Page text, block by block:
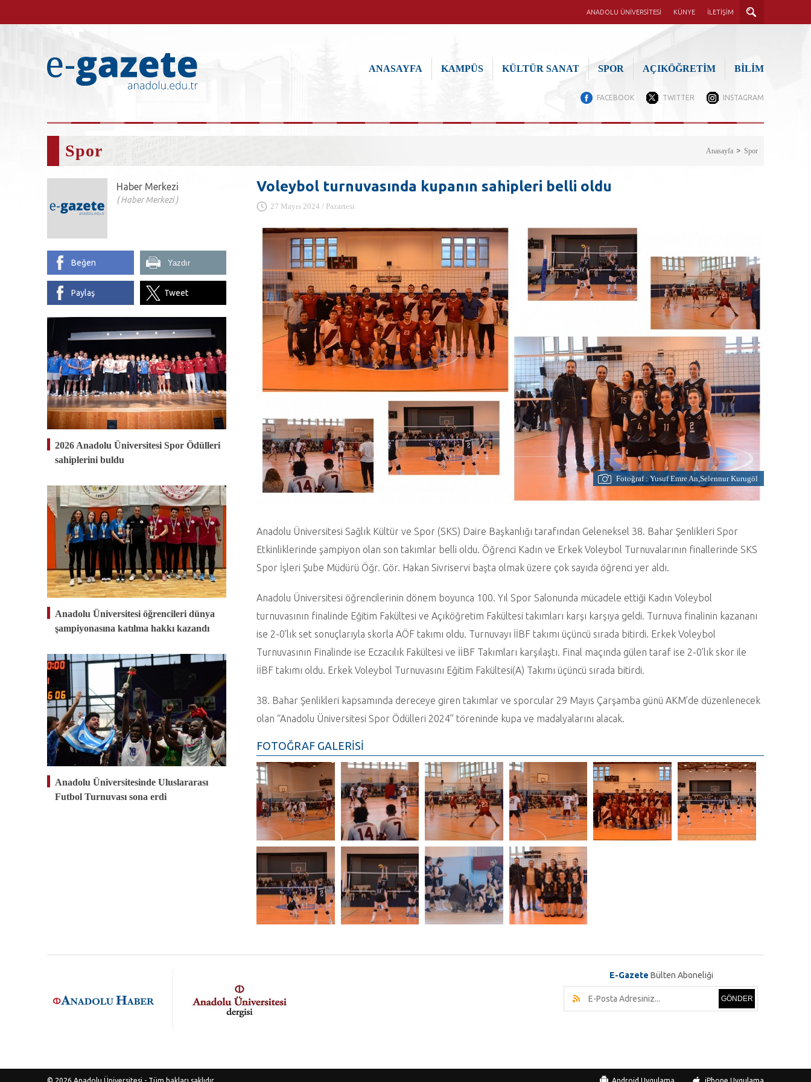
ANADOLU ÜNİVERSİTESİ KÜNYE İLETİŞİM
ANASAYFA KAMPÜS KÜLTÜR SANAT SPOR AÇIKÖĞRETİM BİLİM
FACEBOOK TWITTER INSTAGRAM
Spor Anasayfa Spor
Voleybol turnuvasında kupanın sahipleri belli oldu
27 Mayıs 2024 / Pazartesi
Fotoğraf : Yusuf Emre An,Selennur Kurugöl
Anadolu Üniversitesi Sağlık Kültür ve Spor (SKS) Daire Başkanlığı tarafından Geleneksel 38. Bahar Şenlikleri Spor
Etkinliklerinde şampiyon olan son takımlar belli oldu. Öğrenci Kadın ve Erkek Voleybol Turnuvalarının finallerinde SKS
Spor İşleri Şube Müdürü Öğr. Gör. Hakan Sivriservi başta olmak üzere çok sayıda öğrenci yer aldı.
Anadolu Üniversitesi öğrencilerinin dönem boyunca 100. Yıl Spor Salonunda mücadele ettiği Kadın Voleybol
turnuvasının finalinde Eğitim Fakültesi ve Açıköğretim Fakültesi takımları karşı karşıya geldi. Turnuva finalinin kazananı
ise 2-0’lık set sonuçlarıyla skorla AÖF takımı oldu. Turnuvayı İİBF takımı üçüncü sırada bitirdi. Erkek Voleybol
Turnuvasının Finalinde ise Eczacılık Fakültesi ve İİBF Takımları karşılaştı. Final maçında gülen taraf ise 2-0’lık skor ile
İİBF takımı oldu. Erkek Voleybol Turnuvasını Eğitim Fakültesi(A) Takımı üçüncü sırada bitirdi.
38. Bahar Şenlikleri kapsamında dereceye giren takımlar ve sporcular 29 Mayıs Çarşamba günü AKM’de düzenlenecek
olan “Anadolu Üniversitesi Spor Ödülleri 2024” töreninde kupa ve madalyalarını alacak.
FOTOĞRAF GALERİSİ
Haber Merkezi
Haber Merkezi
Beğen Yazdır
Paylaş Tweet
2026 Anadolu Üniversitesi Spor Ödülleri
sahiplerini buldu
Anadolu Üniversitesi öğrencileri dünya
şampiyonasına katılma hakkı kazandı
Anadolu Üniversitesinde Uluslararası
Futbol Turnuvası sona erdi
E-Gazete Bülten Aboneliği
GÖNDER